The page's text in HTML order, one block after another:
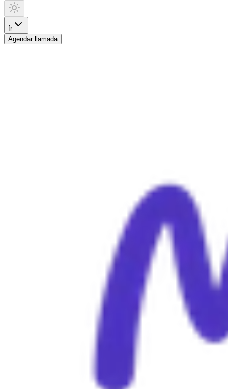
fr
Agendar llamada